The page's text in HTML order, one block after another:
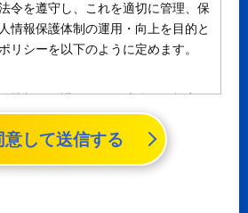
令を遵守し、これを適切に管理、保
情報保護体制の運用・向上を目的と
リシーを以下のように定めます。
情報の保護に関する法律」に規定さ
する情報であって、氏名、生年月日
特定の個人を識別することができる
を指します。
意して送信する